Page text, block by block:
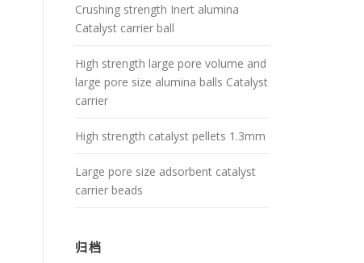
Crushing strength Inert alumina
Catalyst carrier ball
High strength large pore volume and
large pore size alumina balls Catalyst
carrier
High strength catalyst pellets 1.3mm
Large pore size adsorbent catalyst
carrier beads
归档